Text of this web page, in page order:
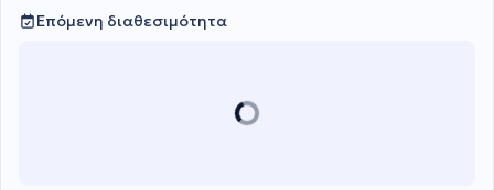
Επόμενη διαθεσιμότητα